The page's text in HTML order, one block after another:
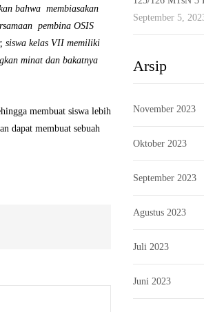
bahwa membiasakan
pembina OSIS
siswa kelas VII memiliki
minat dan bakatnya
membuat siswa lebih
dapat membuat sebuah
September 5,
Arsip
November 2023
Oktober 2023
September 2023
Agustus 2023
Juli 2023
Juni 2023